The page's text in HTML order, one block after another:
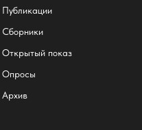
Публикации
Сборники
Открытый показ
Опросы
Архив